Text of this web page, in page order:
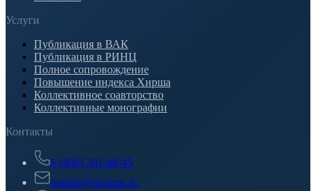
Услуги
Публикация в ВАК
Публикация в РИНЦ
Полное сопровождение
Повышение индекса Хирша
Коллективное соавторство
Коллективные монографии
Контакты
8 (800) 301-88-45
institut@rinolens.ru